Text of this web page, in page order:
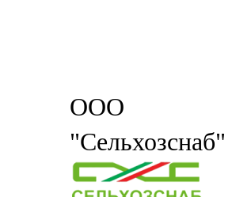
ООО
"Сельхозснаб"